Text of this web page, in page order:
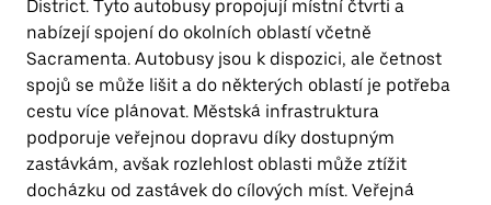
District. Tyto autobusy propojují místní čtvrti a
nabízejí spojení do okolních oblastí včetně
Sacramenta. Autobusy jsou k dispozici, ale četnost
spojů se může lišit a do některých oblastí je potřeba
cestu více plánovat. Městská infrastruktura
podporuje veřejnou dopravu díky dostupným
zastávkám, avšak rozlehlost oblasti může ztížit
docházku od zastávek do cílových míst. Veřejná